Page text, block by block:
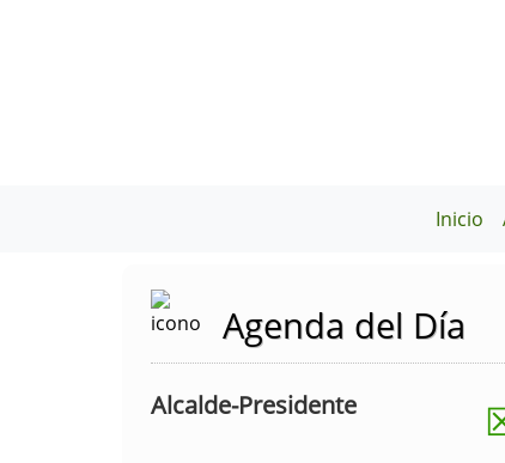
Inicio
Agenda del Día
Alcalde-Presidente